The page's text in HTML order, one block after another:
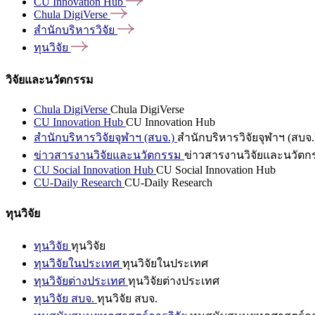
Chula DigiVerse
สำนักบริหารวิจัย
ทุนวิจัย
วิจัยและนวัตกรรม
Chula DigiVerse Chula DigiVerse
CU Innovation Hub CU Innovation Hub
สำนักบริหารวิจัยจุฬาฯ (สบจ.) สำนักบริหารวิจัยจุฬาฯ (สบจ
ข่าวสารงานวิจัยและนวัตกรรม ข่าวสารงานวิจัยและนวัตก
CU Social Innovation Hub CU Social Innovation Hub
CU-Daily Research CU-Daily Research
ทุนวิจัย
ทุนวิจัย ทุนวิจัย
ทุนวิจัยในประเทศ ทุนวิจัยในประเทศ
ทุนวิจัยต่างประเทศ ทุนวิจัยต่างประเทศ
ทุนวิจัย สบจ. ทุนวิจัย สบจ.